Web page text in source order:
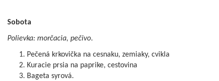
Sobota
Polievka: morčacia, pečivo.
Pečená krkovička na cesnaku, zemiaky, cvikla
Kuracie prsia na paprike, cestovina
Bageta syrová.